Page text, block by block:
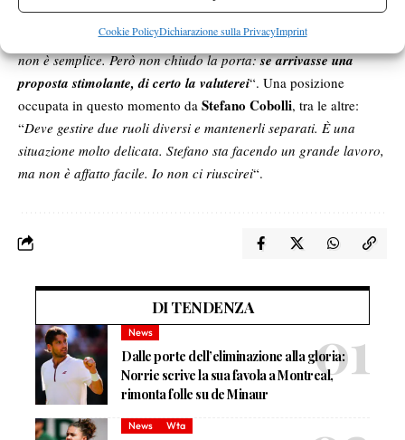
Cookie PolicyDichiarazione sulla PrivacyImprint
E il Fognini allenatore esisterà mai? Per il momento no: “Dopo
tanti anni in viaggio sto imparando una nuova vita familiare e
non è semplice. Però non chiudo la porta:se arrivasse una
proposta stimolante, di certo la valuterei“. Una posizione
occupata in questo momento da Stefano Cobolli, tra le altre:
“Deve gestire due ruoli diversi e mantenerli separati. È una
situazione molto delicata. Stefano sta facendo un grande lavoro,
ma non è affatto facile. Io non ci riuscirei“.
DI TENDENZA
News
Dalle porte dell’eliminazione alla gloria:
Norrie scrive la sua favola a Montreal,
rimonta folle su de Minaur
News Wta